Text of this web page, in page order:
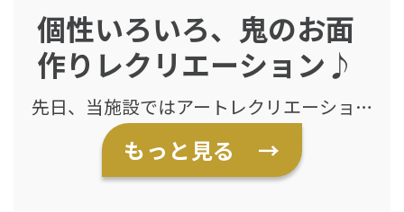
個性いろいろ、鬼のお面
作りレクリエーション♪
先日、当施設ではアートレクリエーショ
ンの一環として、鬼のお面作りを行いま
した。 節分に向けた取り組みとして、皆
もっと見る →